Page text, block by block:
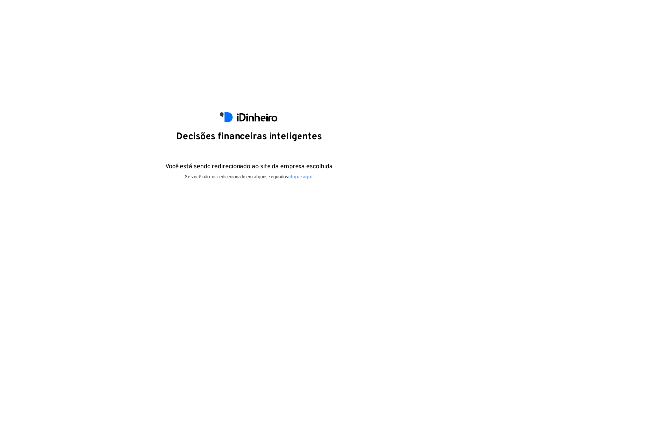
Decisões financeiras inteligentes
Você está sendo redirecionado ao site da empresa escolhida
Se você não for redirecionado em alguns segundosclique aqui